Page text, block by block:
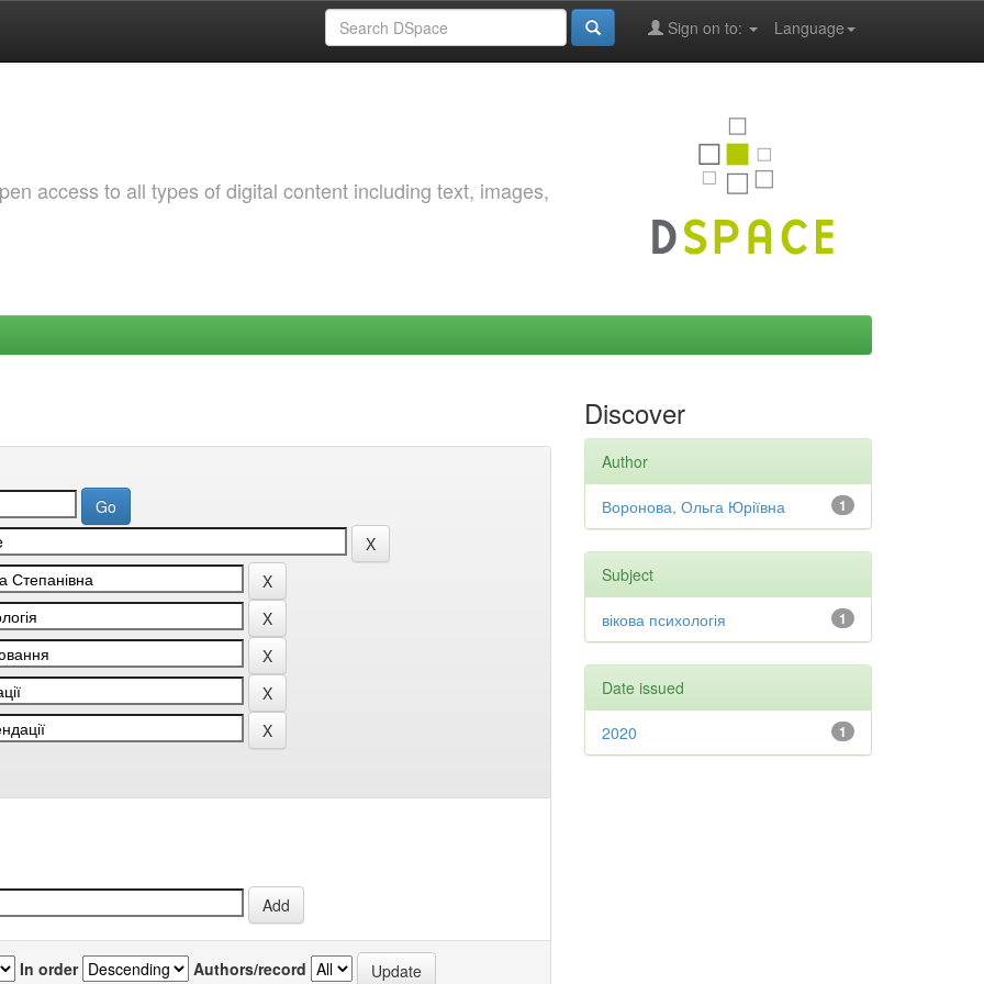
Language
Sign on to:
access to all types of digital content including text, images,
In order Authors/record
Discover
Author
1
Воронова, Ольга Юріївна
Subject
1
вікова психологія
Date issued
1
2020